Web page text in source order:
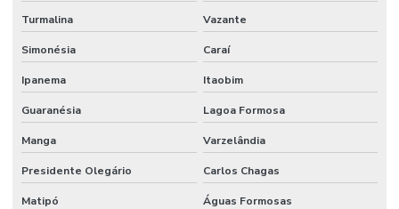
Turmalina Vazante
Simonésia Caraí
Ipanema Itaobim
Guaranésia Lagoa Formosa
Manga Varzelândia
Presidente Olegário Carlos Chagas
Matipó Águas Formosas